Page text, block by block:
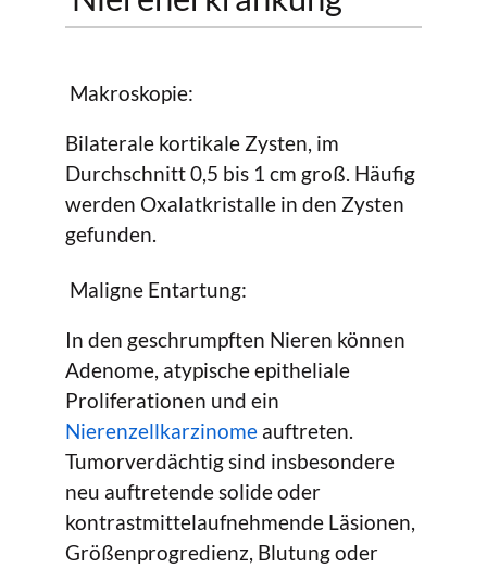
Makroskopie:
Bilaterale kortikale Zysten, im
Durchschnitt 0,5 bis 1 cm groß. Häufig
werden Oxalatkristalle in den Zysten
gefunden.
Maligne Entartung:
In den geschrumpften Nieren können
Adenome, atypische epitheliale
Proliferationen und ein
Nierenzellkarzinome auftreten.
Tumorverdächtig sind insbesondere
neu auftretende solide oder
kontrastmittelaufnehmende Läsionen,
Größenprogredienz, Blutung oder